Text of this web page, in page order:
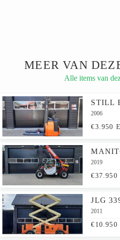
MEER VAN
Alle items van
2006
€3.950
2019
€37.950
2011
€10.950